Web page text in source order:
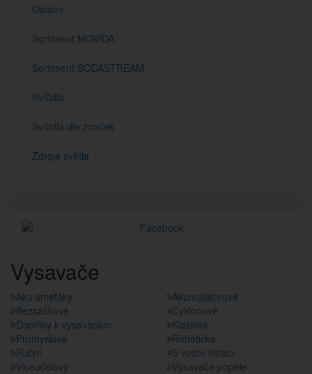
Ostatní
Sortiment MOVIDA
Sortiment SODASTREAM
Svítidla
Svítidla dle značek
Zdroje světla
Vysavače
Aku smetáky
Akumulatorové
Bezsáčkové
Cyklonové
Doplňky k vysavacům
Klasické
Průmyslové
Robotické
Ruční
S vodní filtrací
Viceúčelový
Vysavače popele